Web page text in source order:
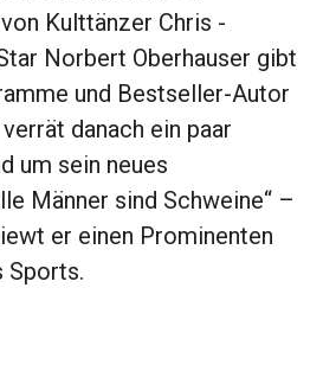
Kulttänzer Chris
Norbert Oberhauser gibt
und Bestseller-Autor
danach ein paar
um sein neues
Männer sind Schweine“ –
er einen Prominenten
Sports.